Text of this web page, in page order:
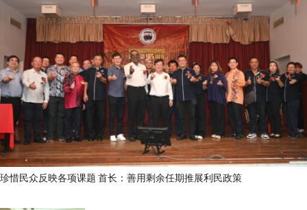
珍惜民众反映各项课题 首长：善用剩余任期推展利民政策